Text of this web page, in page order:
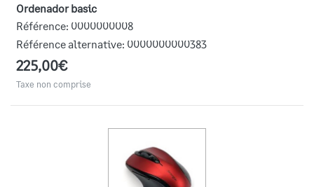
ordenador basic
Référence: 0000000008
Référence alternative: 0000000000383
225,00€
Taxe non comprise